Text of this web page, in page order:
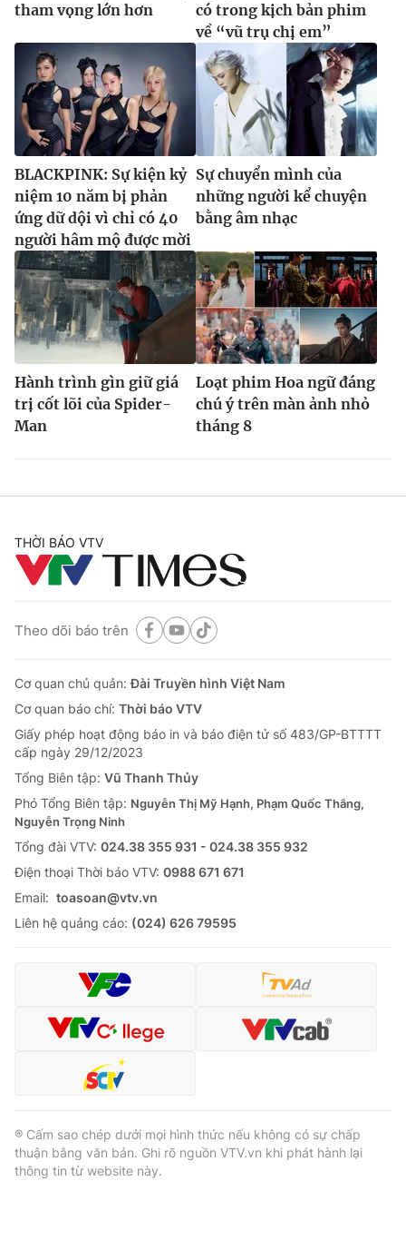
tham vọng lớn hơn
có trong kịch bản phim
về “vũ trụ chị em”
BLACKPINK: Sự kiện kỷ
niệm 10 năm bị phản
ứng dữ dội vì chỉ có 40
người hâm mộ được mời
Sự chuyển mình của
những người kể chuyện
bằng âm nhạc
Hành trình gìn giữ giá
trị cốt lõi của Spider-
Man
Loạt phim Hoa ngữ đáng
chú ý trên màn ảnh nhỏ
tháng 8
THỜI BÁO VTV
Theo dõi báo trên
Cơ quan chủ quản:Đài Truyền hình Việt Nam
Cơ quan báo chí: Thời báo VTV
Giấy phép hoạt động báo in và báo điện tử số 483/GP-BTTTT
cấp ngày 29/12/2023
Tổng Biên tập: Vũ Thanh Thủy
Phó Tổng Biên tập: Nguyễn Thị Mỹ Hạnh, Phạm Quốc Thắng,
Nguyễn Trọng Ninh
Tổng đài VTV: 024.38 355 931 - 024.38 355 932
Ðiện thoại Thời báo VTV: 0988 671 671
Email: toasoan@vtv.vn
Liên hệ quảng cáo: (024) 626 79595
® Cấm sao chép dưới mọi hình thức nếu không có sự chấp
thuận bằng văn bản. Ghi rõ nguồn VTV.vn khi phát hành lại
thông tin từ website này.